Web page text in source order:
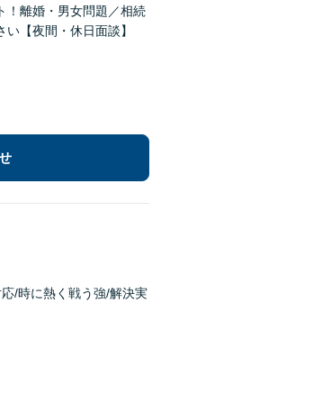
！離婚・男女問題／相続
【夜間・休日面談】
/時に熱く戦う強/解決実